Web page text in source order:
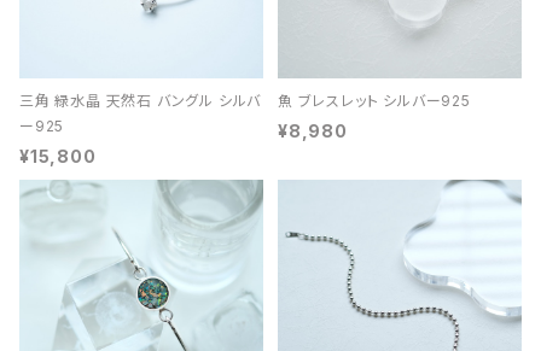
三角 緑水晶 天然石 バングル シルバ
ー925
¥15,800
魚 ブレスレット シルバー925
¥8,980